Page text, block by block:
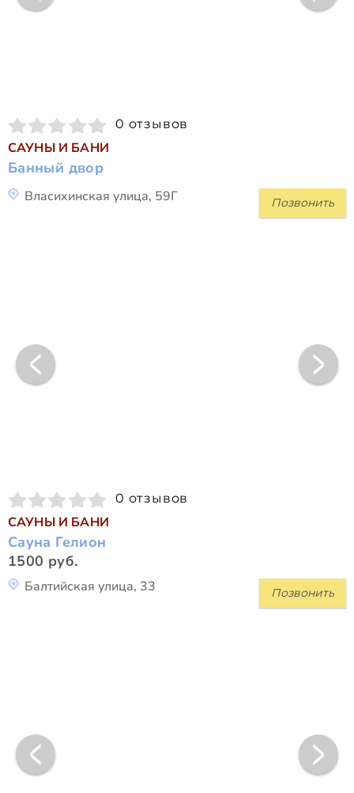
0 отзывов
САУНЫ И БАНИ
Банный двор
Позвонить
Власихинская улица, 59Г
0 отзывов
САУНЫ И БАНИ
Сауна Гелион
1500 руб.
Позвонить
Балтийская улица, 33